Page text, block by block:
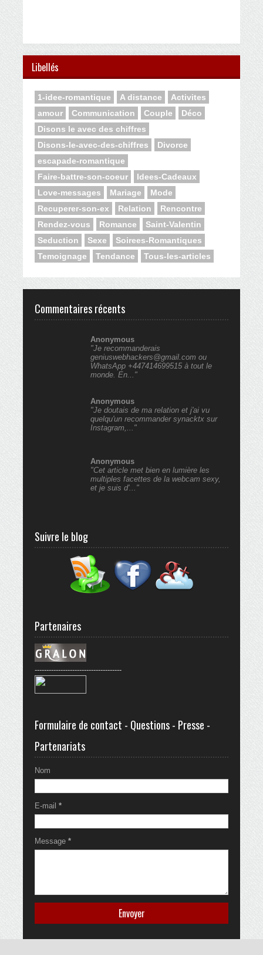
Libellés
1-idee-romantique A distance
Activites
amour
Communication Couple
Déco
Disons le avec des chiffres
Disons-le-avec-des-chiffres
Divorce
escapade-romantique
Faire-battre-son-coeur
Idees-Cadeaux
Love-messages
Mariage
Mode
Recuperer-son-ex
Relation
Rencontre
Rendez-vous
Romance
Saint-Valentin
Seduction
Sexe
Soirees-Romantiques
Temoignage
Tendance Tous-les-articles
Commentaires récents
Anonymous
"Je recommanderais
geniuswebhackers@gmail.com ou
WhatsApp +447414699515 à tout le
monde. En..."
Anonymous
"Je doutais de ma relation et j'ai vu
quelqu'un recommander synacktx sur
Instagram,..."
Anonymous
"Cet article met bien en lumière les
multiples facettes de la webcam sexy,
et je suis d'..."
Suivre le blog
Partenaires
-------------------------------------
Formulaire de contact - Questions - Presse -
Partenariats
Nom
E-mail *
Message *